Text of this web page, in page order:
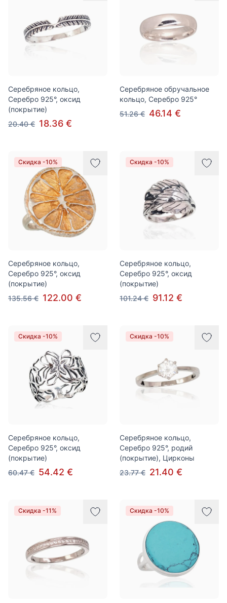
Серебряное кольцо,
Серебро 925°, оксид
(покрытие)
20.40 € 18.36 €
Серебряное обручальное
кольцо, Серебро 925°
51.26 € 46.14 €
Скидка -10%
Серебряное кольцо,
Серебро 925°, оксид
(покрытие)
135.56 € 122.00 €
Скидка -10%
Серебряное кольцо,
Серебро 925°, оксид
(покрытие)
101.24 € 91.12 €
Скидка -10%
Серебряное кольцо,
Серебро 925°, оксид
(покрытие)
60.47 € 54.42 €
Скидка -10%
Серебряное кольцо,
Серебро 925°, родий
(покрытие), Цирконы
23.77 € 21.40 €
Скидка -11% Скидка -10%